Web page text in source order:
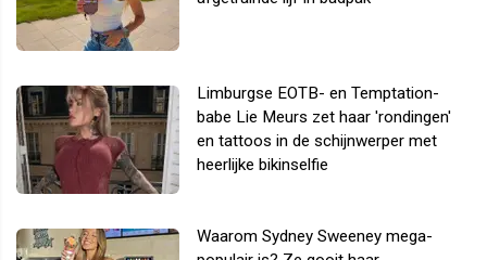
Limburgse EOTB- en Temptation-
babe Lie Meurs zet haar 'rondingen'
en tattoos in de schijnwerper met
heerlijke bikinselfie
Waarom Sydney Sweeney mega-